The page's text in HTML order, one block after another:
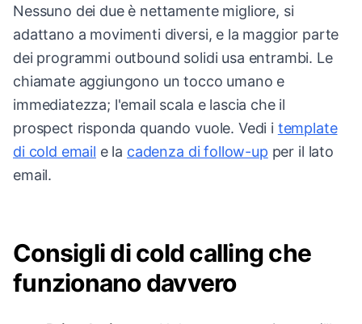
Nessuno dei due è nettamente migliore, si
adattano a movimenti diversi, e la maggior parte
dei programmi outbound solidi usa entrambi. Le
chiamate aggiungono un tocco umano e
immediatezza; l'email scala e lascia che il
prospect risponda quando vuole. Vedi i template
di cold email e la cadenza di follow-up per il lato
email.
Consigli di cold calling che
funzionano davvero